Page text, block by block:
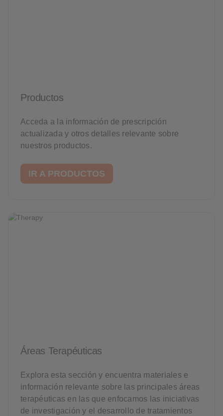
Productos
Acceda a la información de prescripción
actualizada y otros detalles relevante sobre
nuestros productos.
IR A PRODUCTOS
Áreas Terapéuticas
Explora esta sección y encuentra materiales e
información relevante sobre las principales áreas
terapéuticas en las que enfocamos las iniciativas
de investigación y el desarrollo de tratamientos